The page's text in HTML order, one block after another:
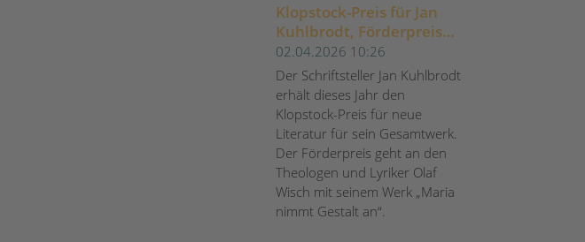
Klopstock-Preis für Jan
Kuhlbrodt, Förderpreis
für Olaf Wisch
02.04.2026 10:26
Der Schriftsteller Jan Kuhlbrodt
erhält dieses Jahr den
Klopstock-Preis für neue
Literatur für sein Gesamtwerk.
Der Förderpreis geht an den
Theologen und Lyriker Olaf
Wisch mit seinem Werk „Maria
nimmt Gestalt an“.